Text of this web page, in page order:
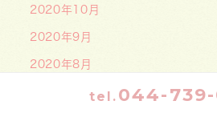
tel. 044-
2020年10月
2020年9月
2020年8月
2020年7月